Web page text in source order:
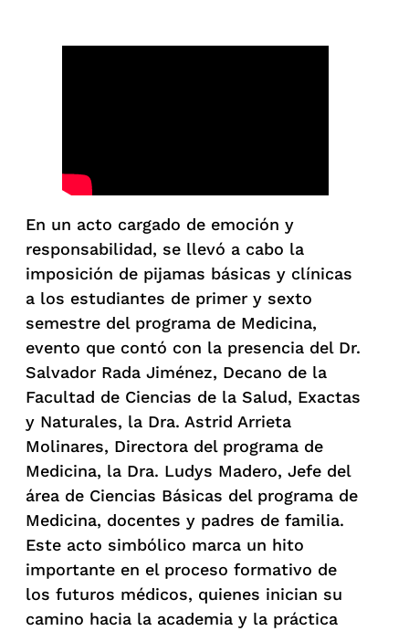
En un acto cargado de emoción y
responsabilidad, se llevó a cabo la
imposición de pijamas básicas y clínicas
a los estudiantes de primer y sexto
semestre del programa de Medicina,
evento que contó con la presencia del Dr.
Salvador Rada Jiménez, Decano de la
Facultad de Ciencias de la Salud, Exactas
y Naturales, la Dra. Astrid Arrieta
Molinares, Directora del programa de
Medicina, la Dra. Ludys Madero, Jefe del
área de Ciencias Básicas del programa de
Medicina, docentes y padres de familia.
Este acto simbólico marca un hito
importante en el proceso formativo de
los futuros médicos, quienes inician su
camino hacia la academia y la práctica